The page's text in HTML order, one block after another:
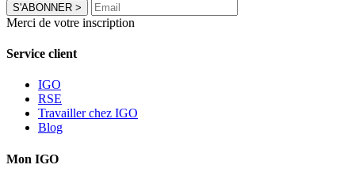
S'ABONNER >
Merci de votre inscription
Service client
IGO
RSE
Travailler chez IGO
Blog
Mon IGO